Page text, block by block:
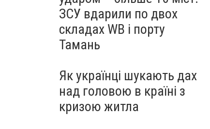
ЗСУ вдарили по двох
складах WB і порту
Тамань
Як українці шукають дах
над головою в країні з
кризою житла